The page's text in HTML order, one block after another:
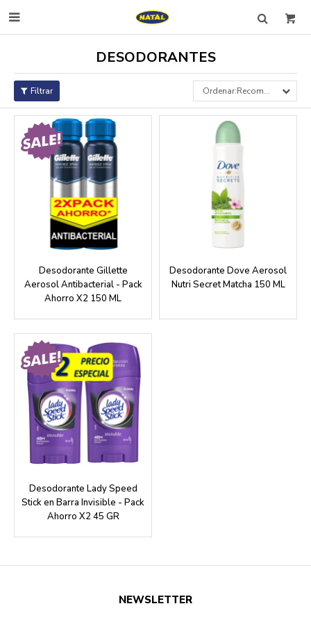

DESODORANTES
Recomendados
Desodorante Gillette
Aerosol Antibacterial - Pack
Ahorro X2 150 ML
Desodorante Dove Aerosol
Nutri Secret Matcha 150 ML
Desodorante Lady Speed
Stick en Barra Invisible - Pack
Ahorro X2 45 GR
NEWSLETTER